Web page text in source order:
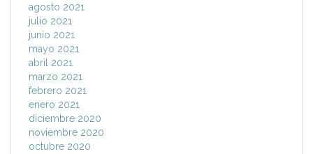
agosto 2021
julio 2021
junio 2021
mayo 2021
abril 2021
marzo 2021
febrero 2021
enero 2021
diciembre 2020
noviembre 2020
octubre 2020